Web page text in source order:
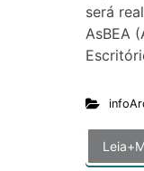
será
AsBEA